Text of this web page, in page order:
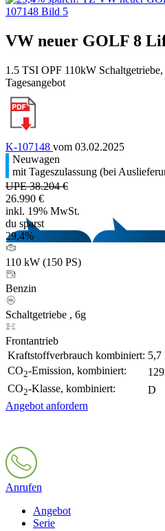
VW neuer GOLF 8
1.5 TSI OPF 110kW
Tagesangebot
K-107148 vom 03.02.2025
Neuwagen
mit Tageszulassung (bei
UPE 38.204 €
26.990 €
inkl. 19% MwSt.
du sparst
29,4%
110 kW (150 PS)
Benzin
Schaltgetriebe , 6g
Frontantrieb
Kraftstoffverbrauch kombiniert: 5,7
CO2-Emission, kombiniert:
CO2-Klasse, kombiniert:
D
Angebot anfordern
Anrufen
Angebot
Serie